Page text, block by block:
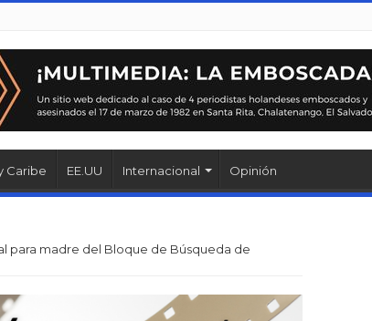
Caribe EE.UU Internacional Opinión
para madre del Bloque de Búsqueda de